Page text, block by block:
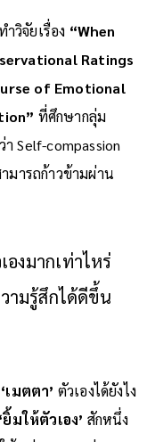
วิจัยเรื่อง “When
Ratings
of Emotional
ที่ศึกษากลุ่ม
Self-compassion
มารถก้าวข้ามผ่าน
งมากเท่าไหร่
ามรู้สึกได้ดีขึ้น
‘เมตตา’ ตัวเองได้ยังไง
‘ยิ้มให้ตัวเอง’ สักหนึ่ง